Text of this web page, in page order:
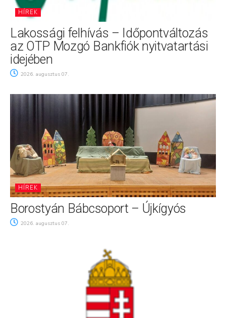
HÍREK
Lakossági felhívás – Időpontváltozás
az OTP Mozgó Bankfiók nyitvatartási
idejében
2026. augusztus 07.
HÍREK
Borostyán Bábcsoport – Újkígyós
2026. augusztus 07.